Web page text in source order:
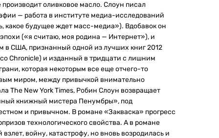
оливковое масло. Слоун писал
— работа в институте медиа-исследований
какое будущее ждет масс-медиа»). Вдобавок он
(«я считаю, моя родина — Интернет»), и
в США, признанный одной из лучших книг 2012
Chronicle) и изданный в тридцати с лишним
которая некоторым все еще отчего-то
миром, между привычкой внимательно
The New York Times, Робин Слоун возвращает
книжный мистера Пенумбры», под
и привычном. В романе «Закваска» прогресс
технологического свойства. А в романе
войну, катастрофу, но вновь возродилась и